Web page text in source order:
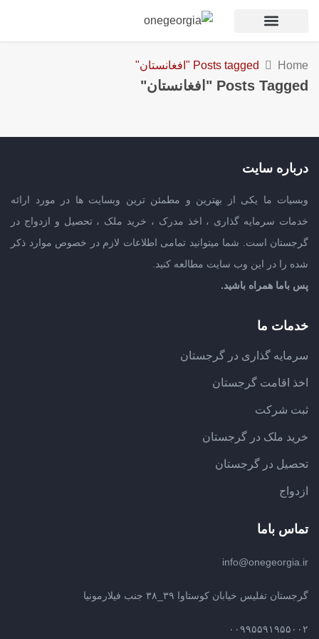
Home Posts tagged "افغانستان"
Posts Tagged "افغانستان"
درباره سایت
وبسیات ما یکی از بهترین و مطمئن ترین وبسایت ها در مورد ارائه
خدمات سرمایه گذاری ، اخذ مدرک ، خرید ملک ، تحصیل و ازدواج در
گرجستان است. شما میتوانید تمامی اطلاعات لازم در خصوص موارد ذکر
شده را در این وب سایت مطالعه کنید.
پس باما همراه باشید.
خدمات ما
سرمایه گذاری در گرجستان
اخذ اقامت گرجستان
ثبت شرکت
خرید ملک در گرجستان
تحصیل در گرجستان
ازدواج
تماس باما
info@onegeorgia.ir
گرجستان تفلیس خیابان کوستاوا ۳۹_۳۸ جنب فیلارمونیا
۰۰۹۹۵۵۹۱۹۵۵۰۰۲